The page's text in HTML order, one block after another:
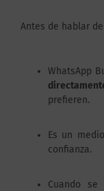
Antes de hablar
WhatsApp
prefieren.
Es un medio
confianza.
Cuando